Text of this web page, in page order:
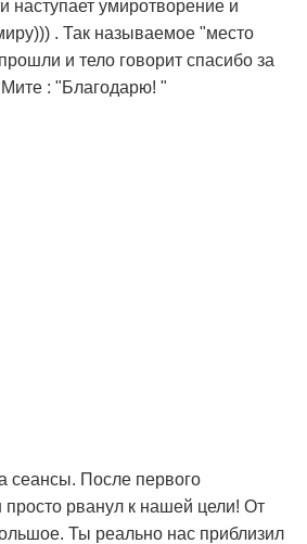
наступает умиротворение и
. Так называемое "место
и тело говорит спасибо за
: "Благодарю! "
сеансы. После первого
рванул к нашей цели! От
Ты реально нас приблизил